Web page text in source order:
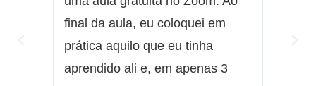
final da aula, eu coloquei em
prática aquilo que eu tinha
aprendido ali e, em apenas 3